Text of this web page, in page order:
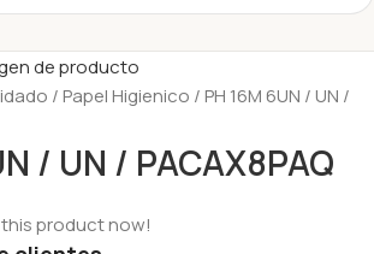
Papel Higienico
PH 16M 6UN / UN /
/ UN / PACAX8PAQ
product now!